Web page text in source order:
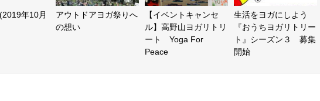
年10月
アウトドアヨガ祭りへ
の想い
【イベントキャンセ
ル】高野山ヨガリトリ
ート Yoga For
Peace
生活をヨガにしよう
『おうちヨガリトリー
ト』シーズン３ 募集
開始